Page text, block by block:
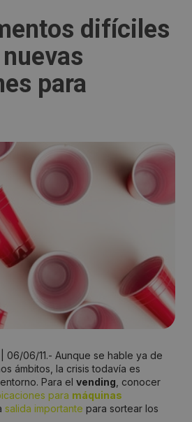
difíciles
para
| 06/06/11.- Aunque se hable ya de
ámbitos, la crisis todavía es
Para el vending , conocer
para máquinas
salida importante para sortear los